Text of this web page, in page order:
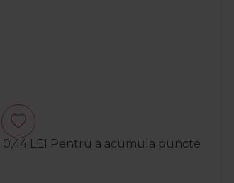
0,44 LEI Pentru a acumula puncte